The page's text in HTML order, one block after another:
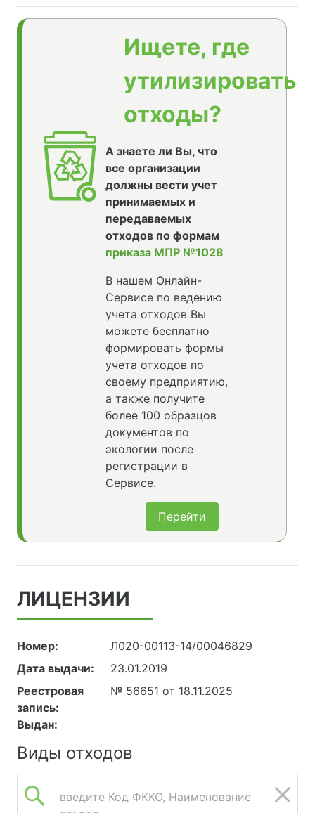
Ищете, где
утилизировать
отходы?
А знаете ли Вы, что
все организации
должны вести учет
принимаемых и
передаваемых
отходов по формам
приказа МПР №1028
В нашем Онлайн-
Сервисе по ведению
учета отходов Вы
можете бесплатно
формировать формы
учета отходов по
своему предприятию,
а также получите
более 100 образцов
документов по
экологии после
регистрации в
Сервисе.
Перейти
ЛИЦЕНЗИИ
Номер:
Л020-00113-14/00046829
Дата выдачи:
23.01.2019
Реестровая
запись:
№ 56651 от 18.11.2025
Выдан:
Виды отходов
введите Код ФККО, Наименование